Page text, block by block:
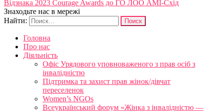
Відзнака 2023 Courage Awards до ГО ЛОО АМІ-Схід
Знаходьте нас в мережі
Найти:
Головна
Про нас
Діяльність
Офіс Урядового уповноваженого з прав осіб з
інвалідністю
Підтримка та захист прав жінок/дівчат
переселенок
Women’s NGOs
Всеукраїнський форум «Жінка з інвалідністю —